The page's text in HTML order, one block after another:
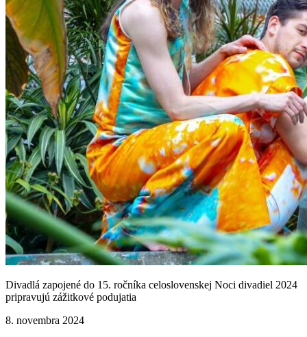
Divadlá zapojené do 15. ročníka celoslovenskej Noci divadiel 2024
pripravujú zážitkové podujatia
8. novembra 2024